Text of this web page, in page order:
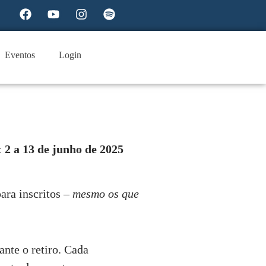
Eventos Login
2 a 13 de junho de 2025
inscritos – mesmo os que
o retiro. Cada